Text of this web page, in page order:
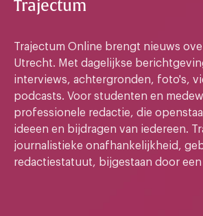
Trajectum
Trajectum Online brengt nieuws
Utrecht. Met dagelijkse
interviews, achtergronden, foto's,
podcasts. Voor studenten en
professionele redactie, die
ideeen en bijdragen van iedereen.
journalistieke onafhankelijkheid,
redactiestatuut, bijgestaan door een